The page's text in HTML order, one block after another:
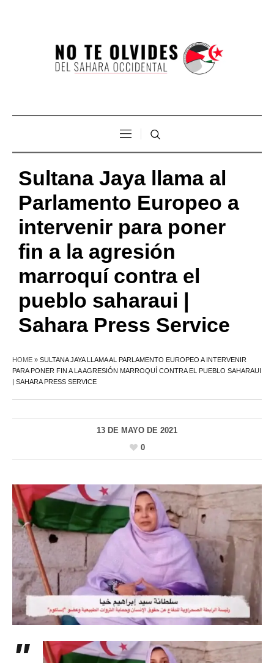
Sultana Jaya llama al
Parlamento Europeo a
intervenir para poner
fin a la agresión
marroquí contra el
pueblo saharaui |
Sahara Press Service
HOME » SULTANA JAYA LLAMA AL PARLAMENTO EUROPEO A INTERVENIR
PARA PONER FIN A LA AGRESIÓN MARROQUÍ CONTRA EL PUEBLO SAHARAUI
| SAHARA PRESS SERVICE
13 DE MAYO DE 2021
0